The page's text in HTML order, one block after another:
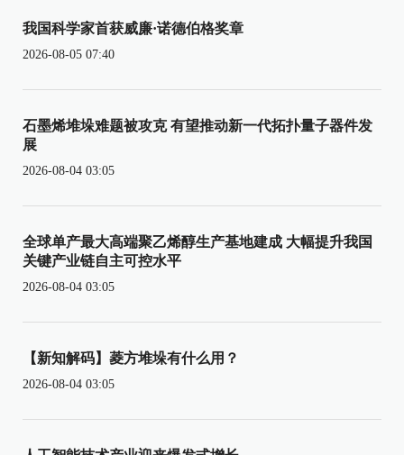
我国科学家首获威廉·诺德伯格奖章
2026-08-05 07:40
石墨烯堆垛难题被攻克 有望推动新一代拓扑量子器件发
展
2026-08-04 03:05
全球单产最大高端聚乙烯醇生产基地建成 大幅提升我国
关键产业链自主可控水平
2026-08-04 03:05
【新知解码】菱方堆垛有什么用？
2026-08-04 03:05